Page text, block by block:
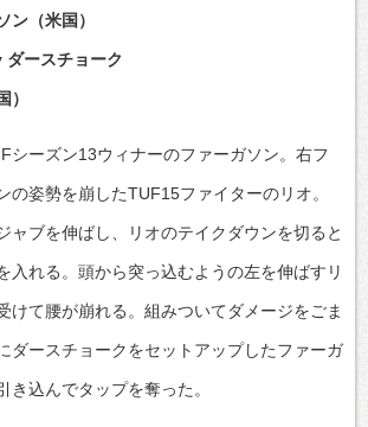
ン（米国）
ースチョーク
）
シーズン13ウィナーのファーガソン。右フ
の姿勢を崩したTUF15ファイターのリオ。
ャブを伸ばし、リオのテイクダウンを切ると
入れる。頭から突っ込むようの左を伸ばすリ
けて腰が崩れる。組みついてダメージをごま
ダースチョークをセットアップしたファーガ
き込んでタップを奪った。